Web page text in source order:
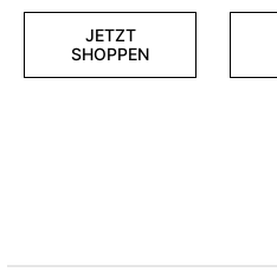
JETZT
SHOPPEN